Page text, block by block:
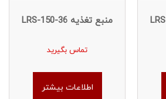
منبع تغذیه LRS-150-36
تماس بگیرید
اطلاعات بیشتر